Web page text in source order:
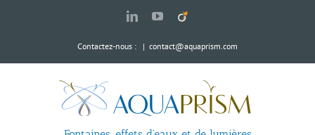
LinkedInYouTube
Viadeo
Contactez-nous : | contact@aquaprism.com